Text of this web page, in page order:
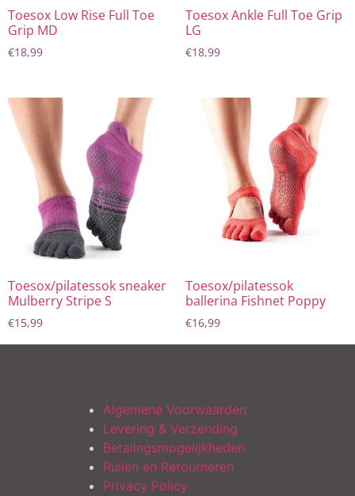
Toesox Low Rise Full Toe
Grip MD
€18,99
Toesox Ankle Full Toe Grip
LG
€18,99
Toesox/pilatessok sneaker
Mulberry Stripe S
€15,99
Toesox/pilatessok
ballerina Fishnet Poppy
€16,99
Algemene Voorwaarden
Levering & Verzending
Betalingsmogelijkheden
Ruilen en Retourneren
Privacy Policy